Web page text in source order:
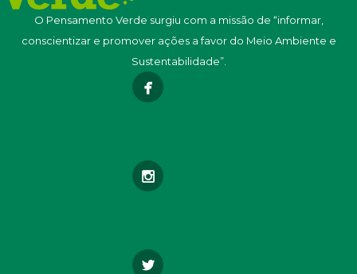
O Pensamento Verde surgiu com a missão de “informar,
conscientizar e promover ações a favor do Meio Ambiente e
Sustentabilidade”.